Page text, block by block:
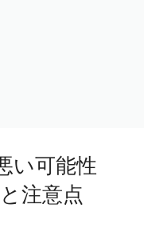
い可能性
注意点